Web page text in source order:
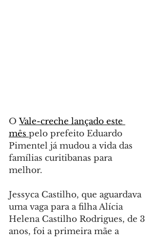
O Vale-creche lançado este
mês pelo prefeito Eduardo
Pimentel já mudou a vida das
famílias curitibanas para
melhor.
Jessyca Castilho, que aguardava
uma vaga para a filha Alícia
Helena Castilho Rodrigues, de 3
anos, foi a primeira mãe a